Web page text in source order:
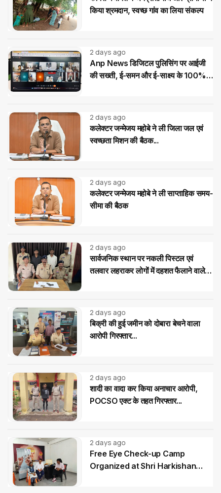
किया श्रमदान, स्वच्छ गांव का लिया संकल्प
2 days ago
Anp News डिजिटल पुलिसिंग पर आईजी
की सख्ती, ई-समन और ई-साक्ष्य के 100%
2 days ago
कलेक्टर जन्मेजय महोबे ने ली जिला जल एवं
स्वच्छता मिशन की बैठक...
2 days ago
कलेक्टर जन्मेजय महोबे ने ली साप्ताहिक समय-
सीमा की बैठक
2 days ago
सार्वजनिक स्थान पर नकली पिस्टल एवं
तलवार लहराकर लोगों में दहशत फैलाने वाले
2 days ago
बिक्री की हुई जमीन को दोबारा बेचने वाला
आरोपी गिरफ्तार...
2 days ago
शादी का वादा कर किया अनाचार आरोपी,
POCSO एक्ट के तहत गिरफ्तार...
2 days ago
Free Eye Check-up Camp
Organized at Shri Harkishan